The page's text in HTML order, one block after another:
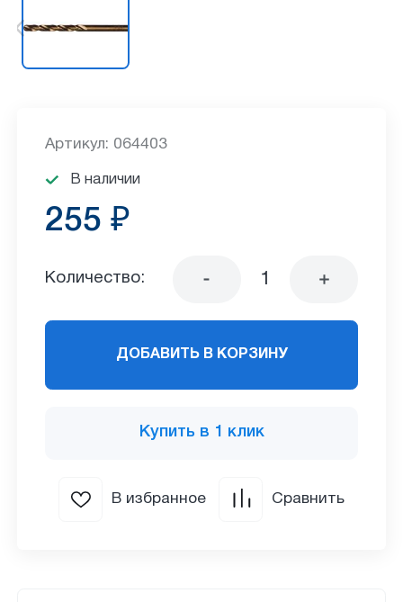
Артикул: 064403
В наличии
255 ₽
Количество:
ДОБАВИТЬ В КОРЗИНУ
Купить в 1 клик
В избранное Сравнить